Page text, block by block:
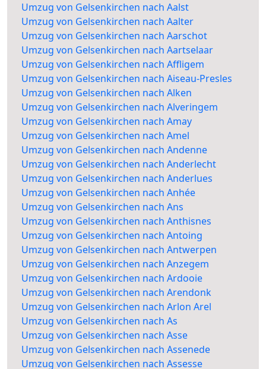
Umzug von Gelsenkirchen nach Aalst
Umzug von Gelsenkirchen nach Aalter
Umzug von Gelsenkirchen nach Aarschot
Umzug von Gelsenkirchen nach Aartselaar
Umzug von Gelsenkirchen nach Affligem
Umzug von Gelsenkirchen nach Aiseau-Presles
Umzug von Gelsenkirchen nach Alken
Umzug von Gelsenkirchen nach Alveringem
Umzug von Gelsenkirchen nach Amay
Umzug von Gelsenkirchen nach Amel
Umzug von Gelsenkirchen nach Andenne
Umzug von Gelsenkirchen nach Anderlecht
Umzug von Gelsenkirchen nach Anderlues
Umzug von Gelsenkirchen nach Anhée
Umzug von Gelsenkirchen nach Ans
Umzug von Gelsenkirchen nach Anthisnes
Umzug von Gelsenkirchen nach Antoing
Umzug von Gelsenkirchen nach Antwerpen
Umzug von Gelsenkirchen nach Anzegem
Umzug von Gelsenkirchen nach Ardooie
Umzug von Gelsenkirchen nach Arendonk
Umzug von Gelsenkirchen nach Arlon Arel
Umzug von Gelsenkirchen nach As
Umzug von Gelsenkirchen nach Asse
Umzug von Gelsenkirchen nach Assenede
Umzug von Gelsenkirchen nach Assesse